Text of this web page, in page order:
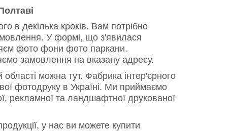
в декілька кроків. Вам потрібно
У формі, що з'явилася
фото фони фото паркани.
замовлення на вказану адресу.
можна тут. Фабрика інтер'єрного
фотодруку в Україні. Ми приймаємо
рекламної та ландшафтної друкованої
у нас ви можете купити